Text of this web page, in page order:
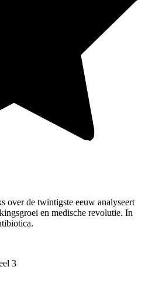
over de twintigste eeuw analyseert
en medische revolutie. In
3